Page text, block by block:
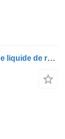
Flexible de climatisation Scania tuyau de liquide de refroidissement 2494399 pour tracteur routier Scania R410